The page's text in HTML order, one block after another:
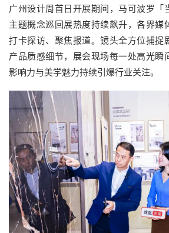
广州设计周首日开展期间，马可波罗「
主题概念巡回展热度持续飙升，各界媒
打卡探访、聚焦报道。镜头全方位捕捉
产品质感细节，展会现场每一处高光瞬
影响力与美学魅力持续引爆行业关注。